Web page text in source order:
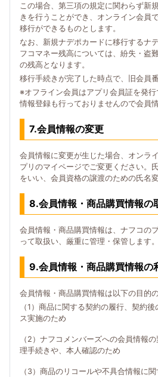
この場合、第三項の規定に関わらず新
きを行うことができ、オンライン会員
移行ができるものとします。
なお、新規ナデポカードに移行するナ
フコマネー残高については、紛失・盗
の残高となります。
移行手続きが完了した時点で、旧会員
※オフライン会員はアプリ会員証を発
情報登録も行っておりませんので会員
7.会員情報の変更
会員情報に変更が生じた場合、オンラ
プリのマイページでご変更ください。
をいい、会員資格の譲渡のための氏名
8.会員情報・商品購買情報の
会員情報・商品購買情報は、ナフコの
って取扱い、厳重に管理・保管します。
9.会員情報・商品購買情報の
会員情報・商品購買情報は以下の目的
（1）商品に関する契約の履行、契約
ス実施のため
（2）ナフコメンバーズへの会員情報
理手続きや、本人確認のため
（3）商品のリコールや不具合情報に